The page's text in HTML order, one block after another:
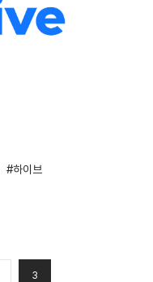
하이브
3